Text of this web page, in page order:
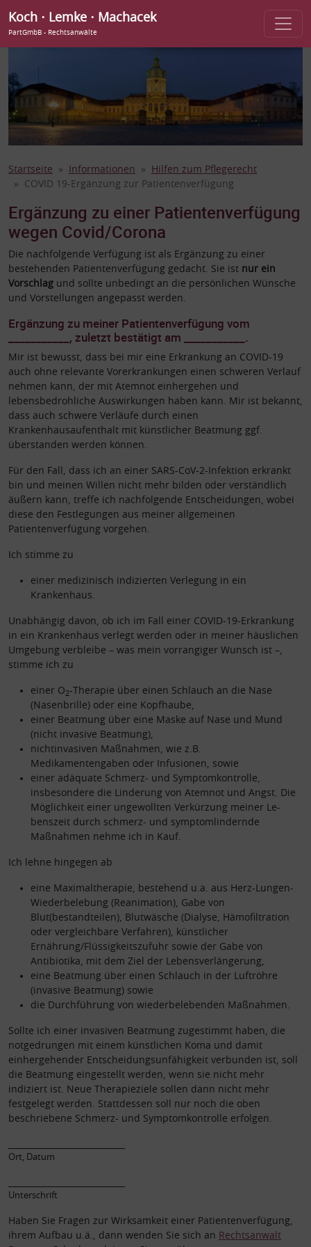
Koch ⋅ Lemke ⋅ Machacek
PartGmbB - Rechtsanwälte
Startseite Informationen
Hilfen zum Pflegerecht
COVID 19-Ergänzung zur Patientenverfügung
Ergänzung zu einer Patientenverfügung
wegen Covid/Corona
Die nachfolgende Verfügung ist als Ergänzung zu einer
bestehenden Patientenverfügung gedacht. Sie ist nur ein
Vorschlag und sollte unbedingt an die persönlichen Wünsche
und Vorstellungen angepasst werden.
Ergänzung zu meiner Patientenverfügung vom
___________, zuletzt bestätigt am ___________.
Mir ist bewusst, dass bei mir eine Erkrankung an COVID-19
auch ohne relevante Vorerkrankungen einen schweren Verlauf
nehmen kann, der mit Atemnot einhergehen und
lebensbedrohliche Auswirkungen haben kann. Mir ist bekannt,
dass auch schwere Verläufe durch einen
Krankenhausaufenthalt mit künstlicher Beatmung ggf.
überstanden werden können.
Für den Fall, dass ich an einer SARS-CoV-2-Infektion erkrankt
bin und meinen Willen nicht mehr bilden oder verständlich
äußern kann, treffe ich nachfolgende Entscheidungen, wobei
diese den Festlegungen aus meiner allgemeinen
Patientenverfügung vorgehen.
Ich stimme zu
einer medizinisch indizierten Verlegung in ein
Krankenhaus.
Unabhängig davon, ob ich im Fall einer COVID-19-Erkrankung
in ein Krankenhaus verlegt werden oder in meiner häuslichen
Umgebung verbleibe – was mein vorrangiger Wunsch ist –,
stimme ich zu
einer O2-Therapie über einen Schlauch an die Nase
(Nasenbrille) oder eine Kopfhaube,
einer Beatmung über eine Maske auf Nase und Mund
(nicht invasive Beatmung),
nichtinvasiven Maßnahmen, wie z.B.
Medikamentengaben oder Infusionen, sowie
einer adäquate Schmerz- und Symptomkontrolle,
insbesondere die Linderung von Atemnot und Angst. Die
Möglichkeit einer ungewollten Verkürzung meiner Le-
benszeit durch schmerz- und symptomlindernde
Maßnahmen nehme ich in Kauf.
Ich lehne hingegen ab
eine Maximaltherapie, bestehend u.a. aus Herz-Lungen-
Wiederbelebung (Reanimation), Gabe von
Blut(bestandteilen), Blutwäsche (Dialyse, Hämofiltration
oder vergleichbare Verfahren), künstlicher
Ernährung/Flüssigkeitszufuhr sowie der Gabe von
Antibiotika, mit dem Ziel der Lebensverlängerung,
eine Beatmung über einen Schlauch in der Luftröhre
(invasive Beatmung) sowie
die Durchführung von wiederbelebenden Maßnahmen.
Sollte ich einer invasiven Beatmung zugestimmt haben, die
notgedrungen mit einem künstlichen Koma und damit
einhergehender Entscheidungsunfähigkeit verbunden ist, soll
die Beatmung eingestellt werden, wenn sie nicht mehr
indiziert ist. Neue Therapieziele sollen dann nicht mehr
festgelegt werden. Stattdessen soll nur noch die oben
beschriebene Schmerz- und Symptomkontrolle erfolgen.
Ort, Datum
Unterschrift
Haben Sie Fragen zur Wirksamkeit einer Patientenverfügung,
ihrem Aufbau u.ä., dann wenden Sie sich an Rechtsanwalt